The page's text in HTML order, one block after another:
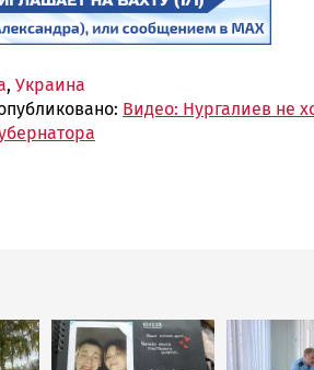
, Украина
Видео: Нургалиев не
Image